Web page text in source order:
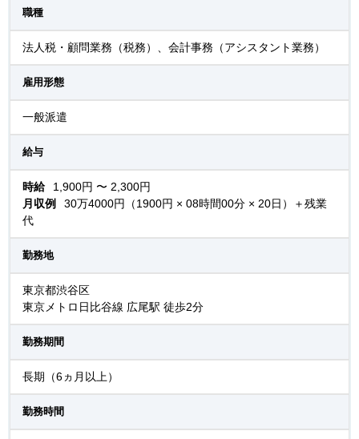
職種
法人税・顧問業務（税務）、会計事務（アシスタント業務）
雇用形態
一般派遣
給与
時給
1,900円 〜 2,300円
月収例
30万4000円（1900円 × 08時間00分 × 20日）＋残業
代
勤務地
東京都渋谷区
東京メトロ日比谷線 広尾駅 徒歩2分
勤務期間
長期（6ヵ月以上）
勤務時間